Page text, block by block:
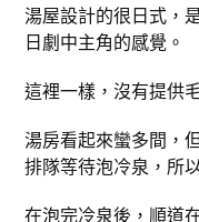
湯屋設計的很日式，
日劇中主角的感覺。
這裡一樣，沒有提供
湯房看起來蠻多間，
排隊等待泡冷泉，所
在泡完冷泉後，順道